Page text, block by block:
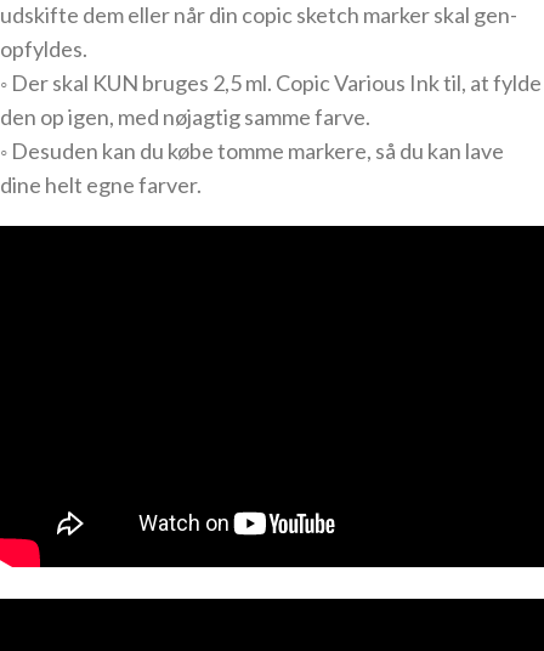
udskifte dem eller når din copic sketch marker skal gen-
opfyldes.
◦ Der skal KUN bruges 2,5 ml. Copic Various Ink til, at fylde
den op igen, med nøjagtig samme farve.
◦ Desuden kan du købe tomme markere, så du kan lave
dine helt egne farver.